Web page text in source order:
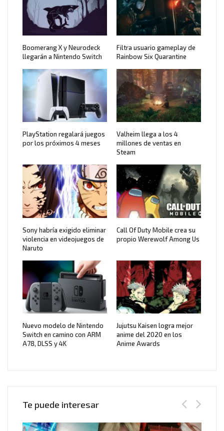
Boomerang X y Neurodeck
llegarán a Nintendo Switch
Filtra usuario gameplay de
Rainbow Six Quarantine
PlayStation regalará juegos
por los próximos 4 meses
Valheim llega a los 4
millones de ventas en
Steam
Sony habría exigido eliminar
violencia en videojuegos de
Naruto
Call Of Duty Mobile crea su
propio Werewolf Among Us
Nuevo modelo de Nintendo
Switch en camino con ARM
A78, DLSS y 4K
Jujutsu Kaisen logra mejor
anime del 2020 en los
Anime Awards
Te puede interesar